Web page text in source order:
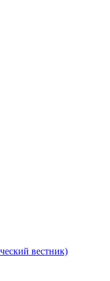
вестник)